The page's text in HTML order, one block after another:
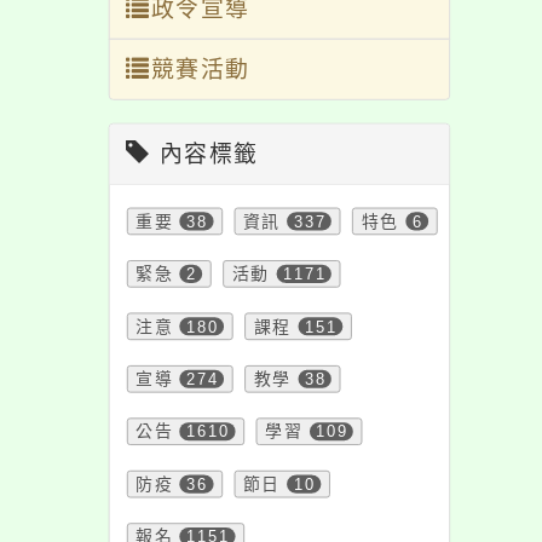
政令宣導
競賽活動
內容標籤
重要 38 資訊 337 特色 6
緊急 2 活動 1171
注意 180 課程 151
宣導 274 教學 38
公告 1610 學習 109
防疫 36 節日 10
報名 1151